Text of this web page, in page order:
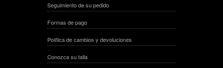
Seguimiento de su pedido
Formas de pago
Política de cambios y devoluciones
Conozca su talla